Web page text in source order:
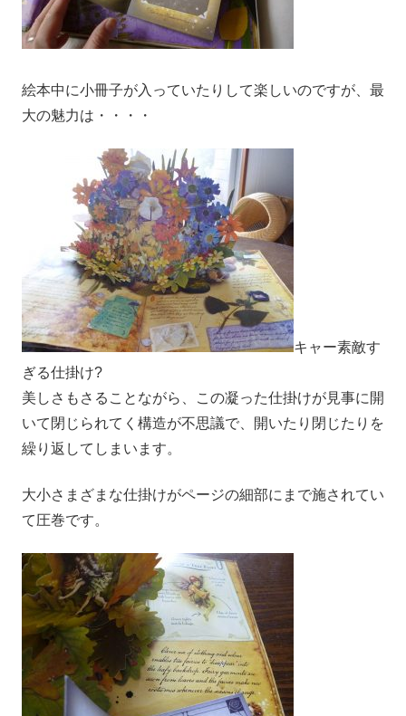
絵本中に小冊子が入っていたりして楽しいのですが、最
大の魅力は・・・・
キャー素敵す
ぎる仕掛け?
美しさもさることながら、この凝った仕掛けが見事に開
いて閉じられてく構造が不思議で、開いたり閉じたりを
繰り返してしまいます。
大小さまざまな仕掛けがページの細部にまで施されてい
て圧巻です。